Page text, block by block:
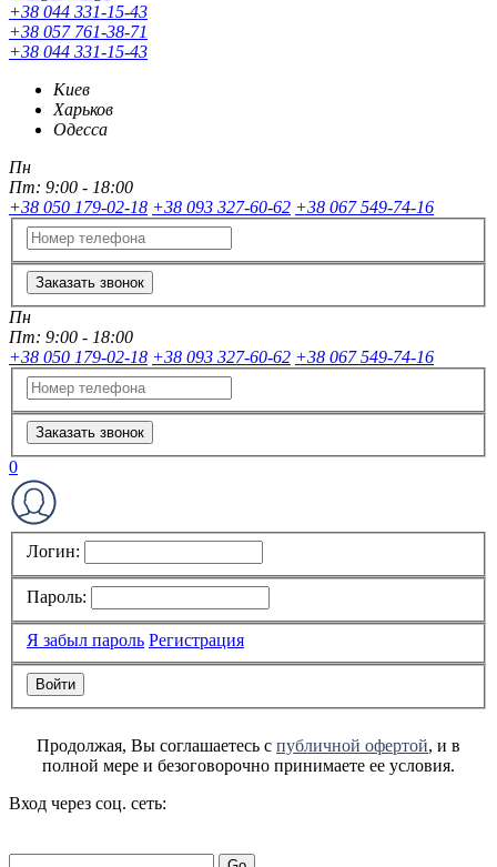
+38 044 331-15-43
+38 057 761-38-71
+38 044 331-15-43
Киев
Харьков
Одесса
Пн
Пт: 9:00 - 18:00
+38 050 179-02-18 +38 093 327-60-62 +38 067 549-74-16
Заказать звонок
Пн
Пт: 9:00 - 18:00
+38 050 179-02-18 +38 093 327-60-62 +38 067 549-74-16
Заказать звонок
0
Логин:
Пароль:
Я забыл пароль Регистрация
Продолжая, Вы соглашаетесь с публичной офертой, и в
полной мере и безоговорочно принимаете ее условия.
Вход через соц. сеть: